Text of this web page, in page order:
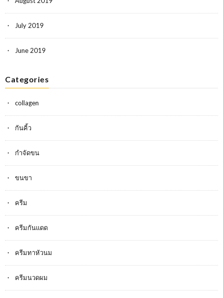
July 2019
June 2019
Categories
collagen
กันคิ้ว
กำจัดขน
ขนขา
ครีม
ครีมกันแดด
ครีมทาหัวนม
ครีมนวดผม